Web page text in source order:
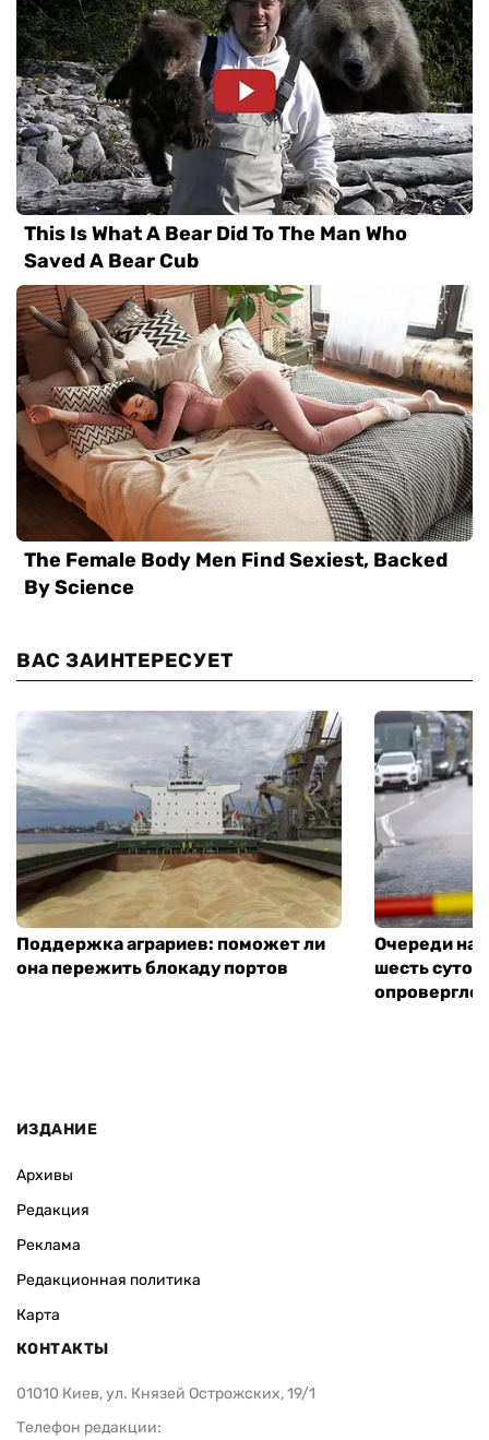
ВАС ЗАИНТЕРЕСУЕТ
Поддержка аграриев: поможет ли
она пережить блокаду портов
Очереди на
шесть
опровергло
ИЗДАНИЕ
Архивы
Редакция
Реклама
Редакционная политика
Карта
КОНТАКТЫ
01010 Киев, ул. Князей Острожских, 19/1
Телефон редакции: